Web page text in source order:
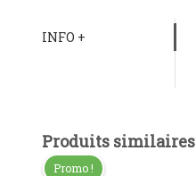
INFO +
Produits similaires
Promo !